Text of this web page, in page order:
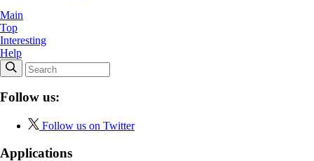
Main
Top
Interesting
Help
Follow us:
Follow us on Twitter
Applications